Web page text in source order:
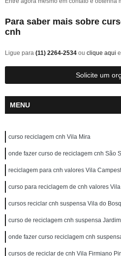
Para saber mais sobre
cnh
Ligue para (11) 2264-2534 ou clique aqui
Solicite um
MENU
curso reciclagem cnh Vila Mira
onde fazer curso de reciclagem cnh São
reciclagem para cnh valores Vila
curso para reciclagem de cnh valores
cursos reciclar cnh suspensa Vila do
curso de reciclagem cnh suspensa
onde fazer curso reciclagem cnh
cursos de reciclar de cnh Vila Firmiano